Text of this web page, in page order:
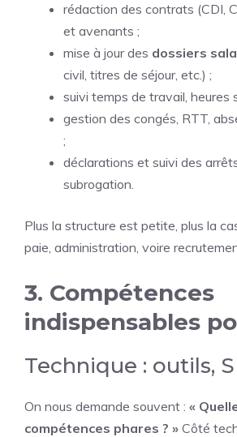
rédaction des contrats (CDI,
et avenants ;
mise à jour des dossiers
civil, titres de séjour, etc.) ;
suivi temps de travail, heures
gestion des congés, RTT,
;
déclarations et suivi des
subrogation.
Plus la structure est petite, plus la
paie, administration, voire
3. Compétences
indispensables
Technique : outils,
On nous demande souvent : «
compétences phares ? » Côté